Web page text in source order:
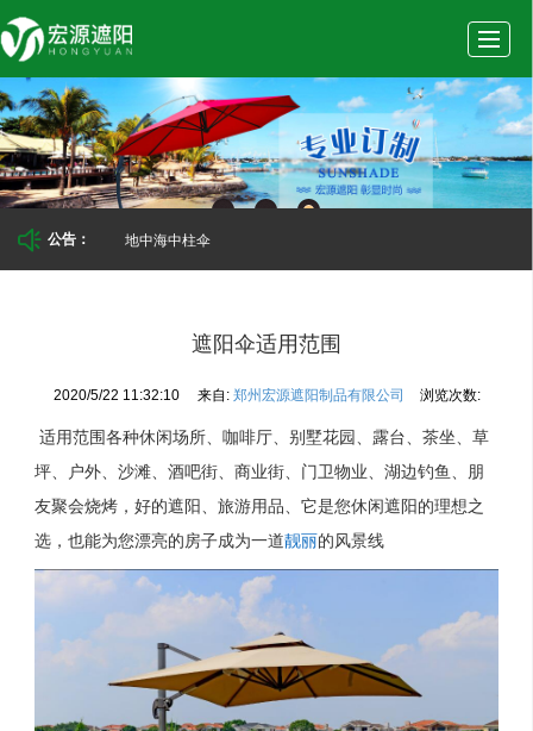
首
页
公
司
绍
产
展
示
新
动
态
实
例
留 联 招
聘
公告： 地中海中柱伞
遮阳伞适用范围
2020/5/22 11:32:10 来自: 郑州宏源遮阳制品有限公司 浏览次数:
适用范围各种休闲场所、咖啡厅、别墅花园、露台、茶坐、草
坪、户外、沙滩、酒吧街、商业街、门卫物业、湖边钓鱼、朋
友聚会烧烤，好的遮阳、旅游用品、它是您休闲遮阳的理想之
选，也能为您漂亮的房子成为一道靓丽的风景线